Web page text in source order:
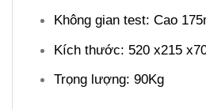
Không gian test: Cao
Kích thước: 520 x215
Trọng lượng: 90Kg